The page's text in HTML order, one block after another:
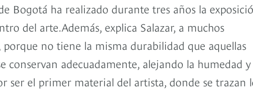
Bogotá ha realizado durante tres años la
del arte.Además, explica Salazar, a muchos
no tiene la misma durabilidad que aquellas
conservan adecuadamente, alejando la humedad
ser el primer material del artista, donde se trazan